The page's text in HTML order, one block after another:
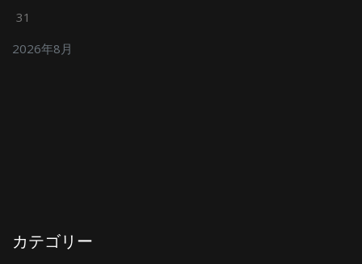
2026年8月
31
カテゴリー